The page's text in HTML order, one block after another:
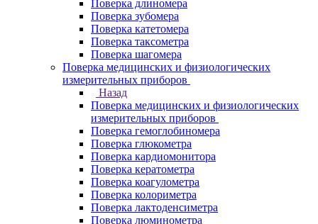
Поверка длиномера
Поверка зубомера
Поверка катетомера
Поверка таксометра
Поверка шагомера
Поверка медицинских и физиологических
измерительных приборов
Назад
Поверка медицинских и физиологических
измерительных приборов
Поверка гемоглобиномера
Поверка глюкометра
Поверка кардиомонитора
Поверка кератометра
Поверка коагулометра
Поверка колориметра
Поверка лактоденсиметра
Поверка люминометра